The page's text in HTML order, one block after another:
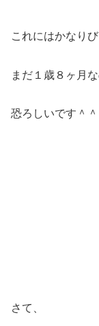
これにはかなり
まだ１歳８ヶ月
恐ろしいです＾＾
さて、